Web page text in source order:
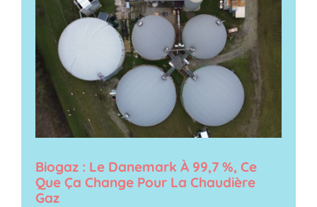
Biogaz : Le Danemark À 99,7 %, Ce
Que Ça Change Pour La Chaudière
Gaz